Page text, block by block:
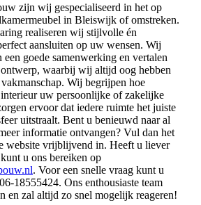
zijn wij gespecialiseerd in het op
in Bleiswijk of omstreken.
realiseren wij stijlvolle én
aansluiten op uw wensen. Wij
een goede samenwerking en vertalen
waarbij wij altijd oog hebben
Wij begrijpen hoe
uw persoonlijke of zakelijke
ervoor dat iedere ruimte het juiste
uitstraalt. Bent u benieuwd naar al
informatie ontvangen? Vul dan het
website vrijblijvend in. Heeft u liever
u ons bereiken op
. Voor een snelle vraag kunt u
18555424. Ons enthousiaste team
en zal altijd zo snel mogelijk reageren!